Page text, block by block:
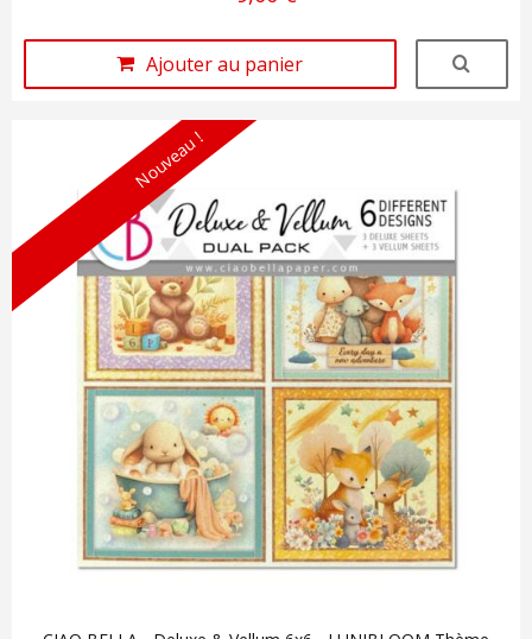
Ajouter au panier
Nouveau !